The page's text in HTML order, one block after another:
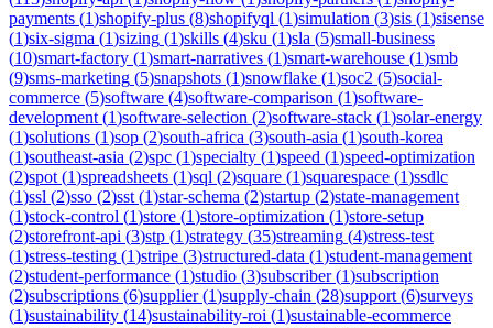
payments (1)shopify-plus (8)shopifyql (1)simulation (3)sis (1)sisense
(1)six-sigma (1)sizing (1)skills (4)sku (1)sla (5)small-business
(10)smart-factory (1)smart-narratives (1)smart-warehouse (1)smb
(9)sms-marketing (5)snapshots (1)snowflake (1)soc2 (5)social-
commerce (5)software (4)software-comparison (1)software-
development (1)software-selection (2)software-stack (1)solar-energy
(1)solutions (1)sop (2)south-africa (3)south-asia (1)south-korea
(1)southeast-asia (2)spc (1)specialty (1)speed (1)speed-optimization
(2)spot (1)spreadsheets (1)sql (2)square (1)squarespace (1)ssdlc
(1)ssl (2)sso (2)sst (1)star-schema (2)startup (2)state-management
(1)stock-control (1)store (1)store-optimization (1)store-setup
(2)storefront-api (3)stp (1)strategy (35)streaming (4)stress-test
(1)stress-testing (1)stripe (3)structured-data (1)student-management
(2)student-performance (1)studio (3)subscriber(1)subscription
(2)subscriptions (6)supplier(1)supply-chain (28)support (6)surveys
(1)sustainability (14)sustainability-roi (1)sustainable-ecommerce